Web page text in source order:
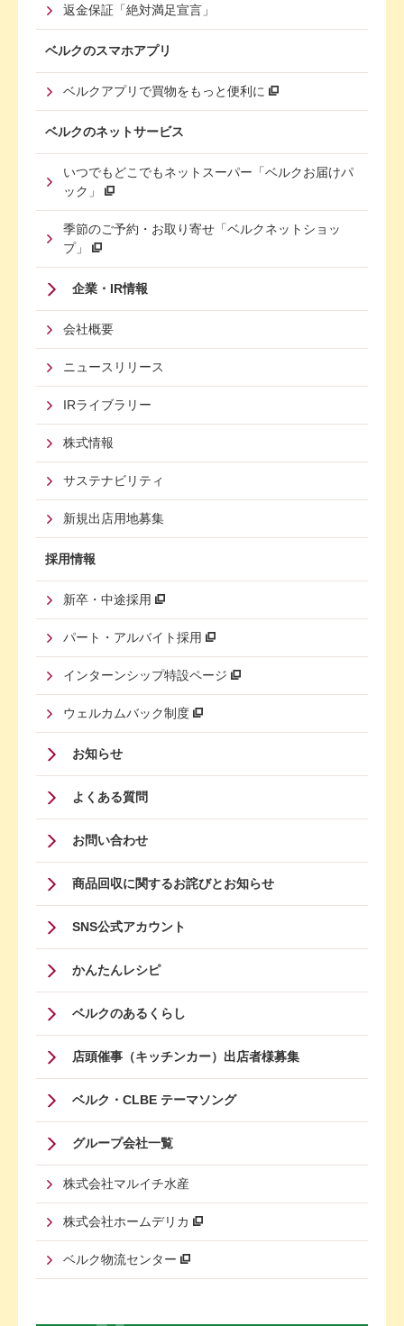
返金保証「絶対満足宣言」
ベルクのスマホアプリ
ベルクアプリで買物をもっと便利に
ベルクのネットサービス
いつでもどこでもネットスーパー「ベルクお届けパ
ック」
季節のご予約・お取り寄せ「ベルクネットショッ
プ」
Footer
Menu
Third
企業・IR情報
会社概要
ニュースリリース
IRライブラリー
株式情報
サステナビリティ
新規出店用地募集
採用情報
新卒・中途採用
パート・アルバイト採用
インターンシップ特設ページ
ウェルカムバック制度
Footer
Menu
Four
お知らせ
よくある質問
お問い合わせ
商品回収に関するお詫びとお知らせ
SNS公式アカウント
かんたんレシピ
ベルクのあるくらし
店頭催事（キッチンカー）出店者様募集
ベルク・CLBE テーマソング
グループ会社一覧
株式会社マルイチ水産
株式会社ホームデリカ
ベルク物流センター